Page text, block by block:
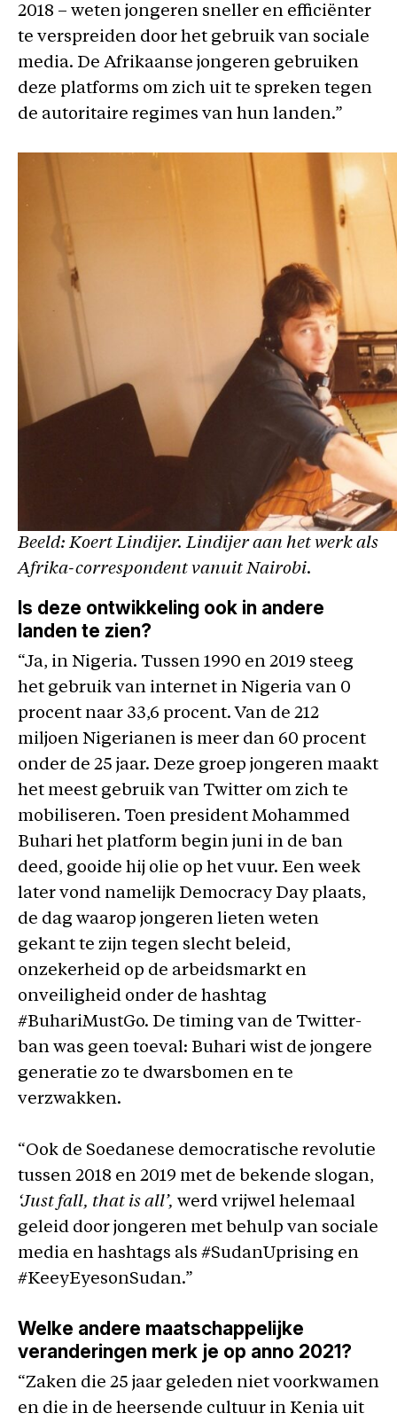
2018 – weten jongeren sneller en efficiënter
te verspreiden door het gebruik van sociale
media. De Afrikaanse jongeren gebruiken
deze platforms om zich uit te spreken tegen
de autoritaire regimes van hun landen.”
Beeld: Koert Lindijer. Lindijer aan het werk als
Afrika-correspondent vanuit Nairobi.
Is deze ontwikkeling ook in andere
landen te zien?
“Ja, in Nigeria. Tussen 1990 en 2019 steeg
het gebruik van internet in Nigeria van 0
procent naar 33,6 procent. Van de 212
miljoen Nigerianen is meer dan 60 procent
onder de 25 jaar. Deze groep jongeren maakt
het meest gebruik van Twitter om zich te
mobiliseren. Toen president Mohammed
Buhari het platform begin juni in de ban
deed, gooide hij olie op het vuur. Een week
later vond namelijk Democracy Day plaats,
de dag waarop jongeren lieten weten
gekant te zijn tegen slecht beleid,
onzekerheid op de arbeidsmarkt en
onveiligheid onder de hashtag
#BuhariMustGo. De timing van de Twitter-
ban was geen toeval: Buhari wist de jongere
generatie zo te dwarsbomen en te
verzwakken.
“Ook de Soedanese democratische revolutie
tussen 2018 en 2019 met de bekende slogan,
‘Just fall, that is all’, werd vrijwel helemaal
geleid door jongeren met behulp van sociale
media en hashtags als #SudanUprising en
#KeeyEyesonSudan.”
Welke andere maatschappelijke
veranderingen merk je op anno 2021?
“Zaken die 25 jaar geleden niet voorkwamen
en die in de heersende cultuur in Kenia uit